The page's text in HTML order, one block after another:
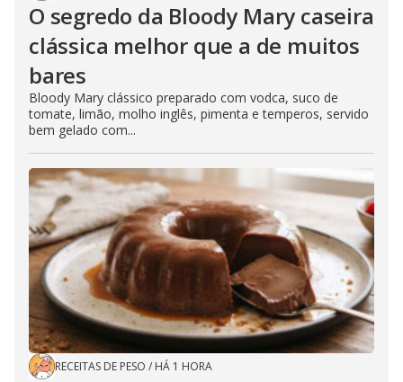
O segredo da Bloody Mary caseira
clássica melhor que a de muitos
bares
Bloody Mary clássico preparado com vodca, suco de
tomate, limão, molho inglês, pimenta e temperos, servido
bem gelado com...
RECEITAS DE PESO / HÁ 1 HORA